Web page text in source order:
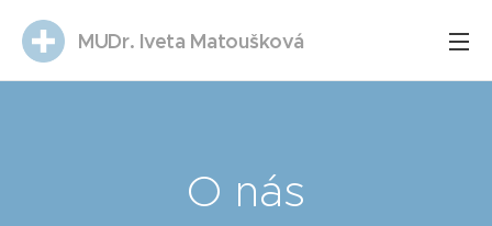
MUDr. Iveta Matoušková
O nás